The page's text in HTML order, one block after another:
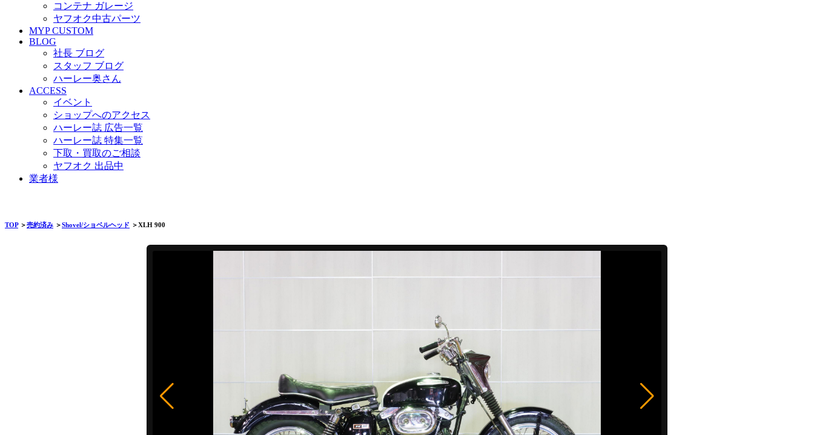
コンテナ ガレージ
ヤフオク中古パーツ
MYP CUSTOM
BLOG
社長 ブログ
スタッフ ブログ
ハーレー奥さん
ACCESS
イベント
ショップへのアクセス
ハーレー誌 広告一覧
ハーレー誌 特集一覧
下取・買取のご相談
ヤフオク 出品中
業者様
TOP＞売約済み ＞Shovel/ショベルヘッド ＞XLH 900